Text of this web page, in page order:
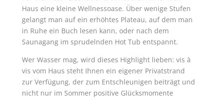
Haus eine kleine Wellnessoase. Über wenige Stufen
gelangt man auf ein erhöhtes Plateau, auf dem man
in Ruhe ein Buch lesen kann, oder nach dem
Saunagang im sprudelnden Hot Tub entspannt.
Wer Wasser mag, wird dieses Highlight lieben: vis à
vis vom Haus steht Ihnen ein eigener Privatstrand
zur Verfügung, der zum Entschleunigen beiträgt und
nicht nur im Sommer positive Glücksmomente